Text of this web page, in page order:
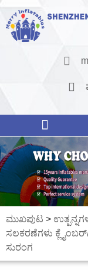
ಮುಖಪುಟ >
ಸಲಕರಣೆಗಳು
ಸುರಂಗ